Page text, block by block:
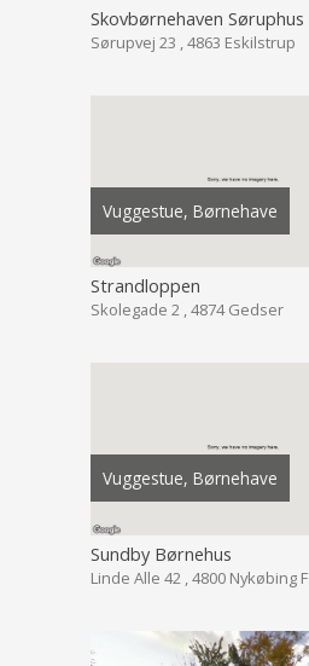
Skovbørnehaven Søruphus
Sørupvej 23 , 4863 Eskilstrup
Vuggestue, Børnehave
Strandloppen
Skolegade 2 , 4874 Gedser
Vuggestue, Børnehave
Sundby Børnehus
Linde Alle 42 , 4800 Nykøbing F